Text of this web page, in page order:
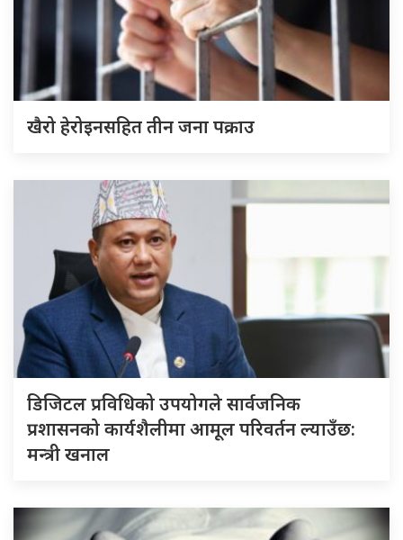
खैरो हेरोइनसहित तीन जना पक्राउ
डिजिटल प्रविधिको उपयोगले सार्वजनिक
प्रशासनको कार्यशैलीमा आमूल परिवर्तन ल्याउँछ:
मन्त्री खनाल